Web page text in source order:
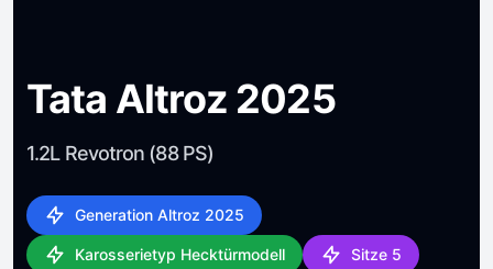
Tata Altroz 2025
1.2L Revotron (88 PS)
Generation Altroz 2025
Karosserietyp Hecktürmodell Sitze 5